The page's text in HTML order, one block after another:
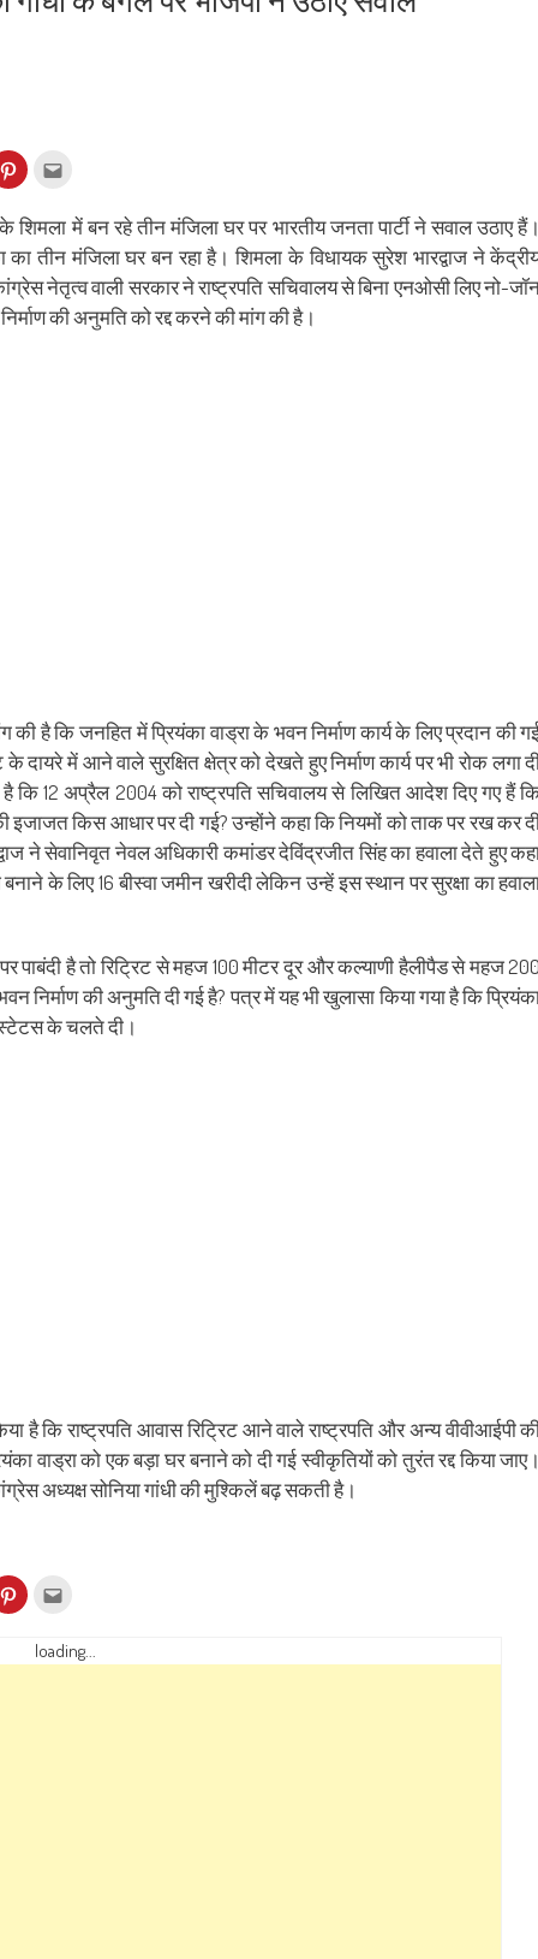
Click
to
Pinterest
(Opens
in
new
window)
to
a
friend
(Opens
in
new
window)
शिमला में बन रहे तीन मंजिला घर पर भारतीय जनता पार्टी ने सवाल उठाए
का तीन मंजिला घर बन रहा है। शिमला के विधायक सुरेश भारद्वाज ने
नेतृत्व वाली सरकार ने राष्ट्रपति सचिवालय से बिना एनओसी लिए नो-
की अनुमति को रद्द करने की मांग की है।
है कि जनहित में प्रियंका वाड्रा के भवन निर्माण कार्य के लिए प्रदान की
दायरे में आने वाले सुरक्षित क्षेत्र को देखते हुए निर्माण कार्य पर भी रोक लगा
कि 12 अप्रैल 2004 को राष्ट्रपति सचिवालय से लिखित आदेश दिए गए हैं
इजाजत किस आधार पर दी गई? उन्होंने कहा कि नियमों को ताक पर रख कर
ने सेवानिवृत नेवल अधिकारी कमांडर देविंद्रजीत सिंह का हवाला देते हुए
के लिए 16 बीस्वा जमीन खरीदी लेकिन उन्हें इस स्थान पर सुरक्षा का
पाबंदी है तो रिट्रिट से महज 100 मीटर दूर और कल्याणी हैलीपैड से महज
निर्माण की अनुमति दी गई है? पत्र में यह भी खुलासा किया गया है कि
स्टेटस के चलते दी।
है कि राष्ट्रपति आवास रिट्रिट आने वाले राष्ट्रपति और अन्य वीवीआईपी
वाड्रा को एक बड़ा घर बनाने को दी गई स्वीकृतियों को तुरंत रद्द किया
अध्यक्ष सोनिया गांधी की मुश्किलें बढ़ सकती है।
Click
to
Pinterest
(Opens
to
a
loading...